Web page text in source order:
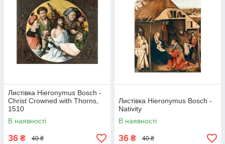
Листівка Hieronymus Bosch -
Christ Crowned with Thorns,
1510
В наявності
36 ₴ 40 ₴
Листівка Hieronymus Bosch -
Nativity
В наявності
36 ₴ 40 ₴